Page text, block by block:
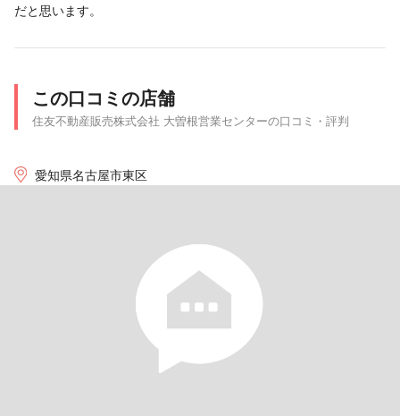
だと思います。
この口コミの店舗
住友不動産販売株式会社 大曽根営業センターの口コミ・評判
愛知県名古屋市東区